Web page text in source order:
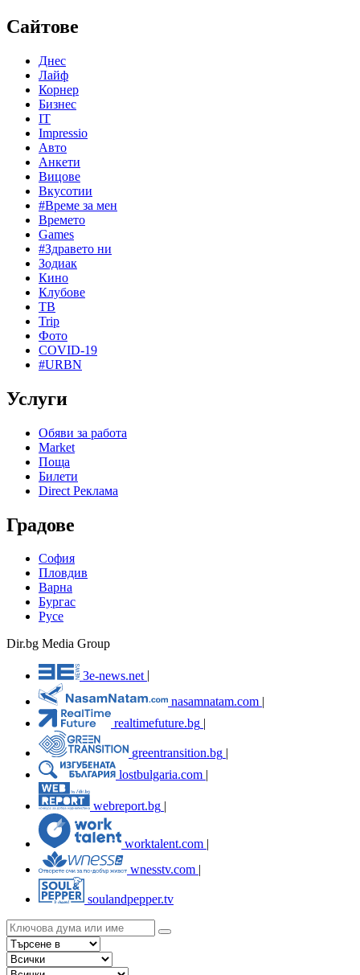
Сайтове
Днес
Лайф
Корнер
Бизнес
IT
Impressio
Авто
Анкети
Вицове
Вкусотии
#Време за мен
Времето
Games
#Здравето ни
Зодиак
Кино
Клубове
ТВ
Trip
Фото
COVID-19
#URBN
Услуги
Обяви за работа
Market
Поща
Билети
Direct Реклама
Градове
София
Пловдив
Варна
Бургас
Русе
Dir.bg Media Group
3e-news.net
nasamnatam.com |
realtimefuture.bg |
greentransition.bg |
lostbulgaria.com |
webreport.bg
worktalent.com |
wnesstv.com |
soulandpepper.tv